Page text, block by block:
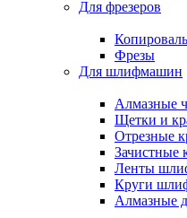
Для фрезеров
Фрезы
Для шлифмашин
Алмазные
Щетки и
Отрезные
Зачистные
Ленты
Круги
Алмазные